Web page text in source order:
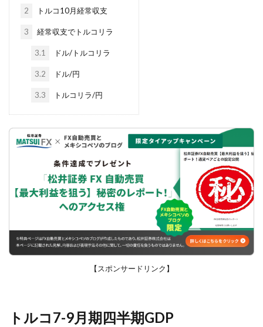
2 トルコ10月経常収支
3 経常収支でトルコリラ
3.1 ドル/トルコリラ
3.2 ドル/円
3.3 トルコリラ/円
【スポンサードリンク】
トルコ7-9月期四半期GDP